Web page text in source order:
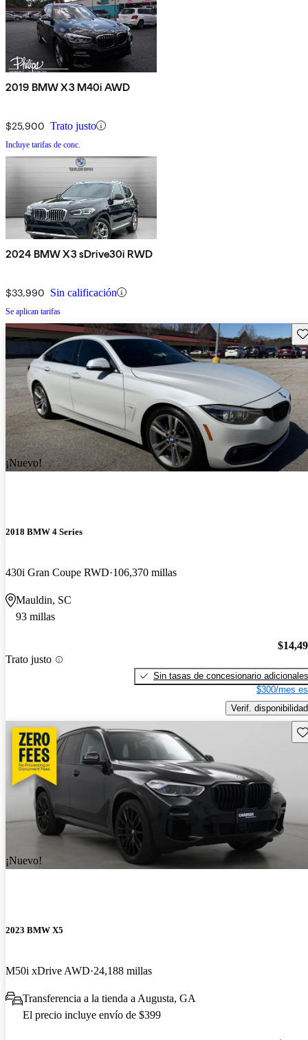
2019 BMW X3 M40i AWD
$25,900 Trato justo
Incluye tarifas de conc.
2024 BMW X3 sDrive30i RWD
$33,990 Sin calificación
Se aplican tarifas
¡Nuevo!
2018 BMW 4 Series
430i Gran Coupe RWD 106,370 millas
Mauldin, SC
93 millas
Trato justo
Sin tasas de concesionario adicionales
$300/mes
Verif. disponibilidad
¡Nuevo!
2023 BMW X5
M50i xDrive AWD 24,188 millas
Transferencia a la tienda a Augusta, GA
El precio incluye envío de $399